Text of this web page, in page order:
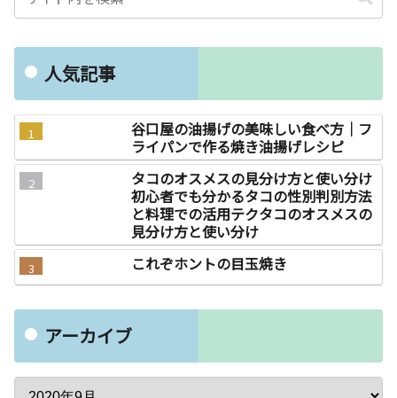
人気記事
谷口屋の油揚げの美味しい食べ方｜フ
ライパンで作る焼き油揚げレシピ
タコのオスメスの見分け方と使い分け
初心者でも分かるタコの性別判別方法
と料理での活用テクタコのオスメスの
見分け方と使い分け
これぞホントの目玉焼き
アーカイブ